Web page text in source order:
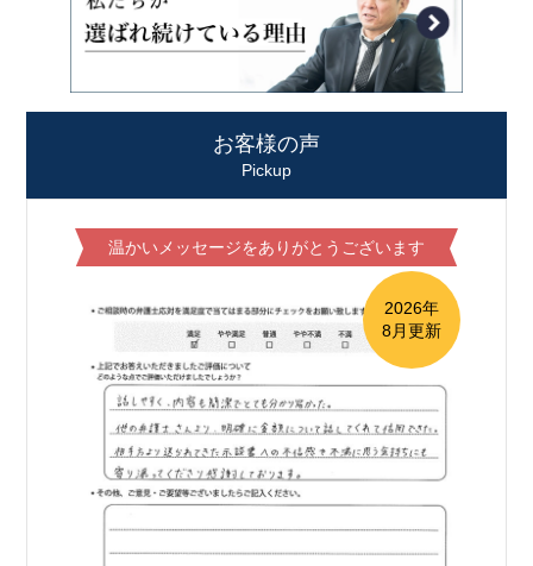
お客様の声
Pickup
温かいメッセージをありがとうございます
2026年
8月更新